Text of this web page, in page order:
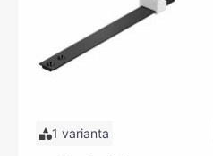
1 varianta